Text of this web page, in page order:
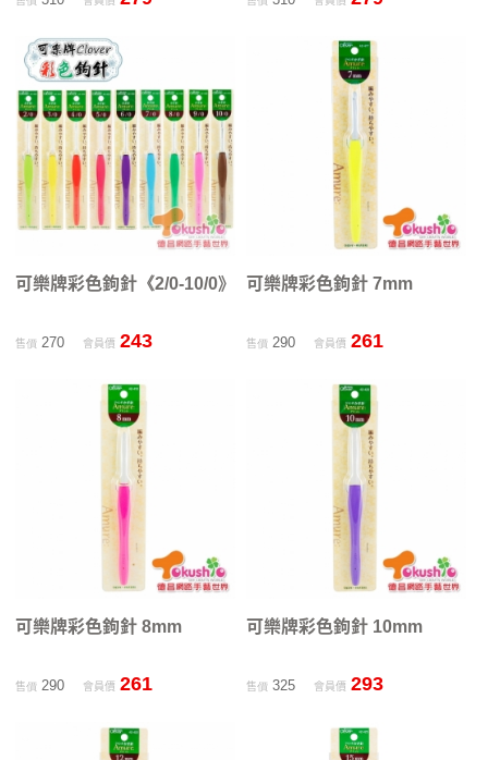
可樂牌彩色鉤針《2/0-10/0》
售價270 會員價 243
可樂牌彩色鉤針 7mm
售價 290 會員價 261
可樂牌彩色鉤針 8mm
售價290 會員價 261
可樂牌彩色鉤針 10mm
售價 325 會員價 293